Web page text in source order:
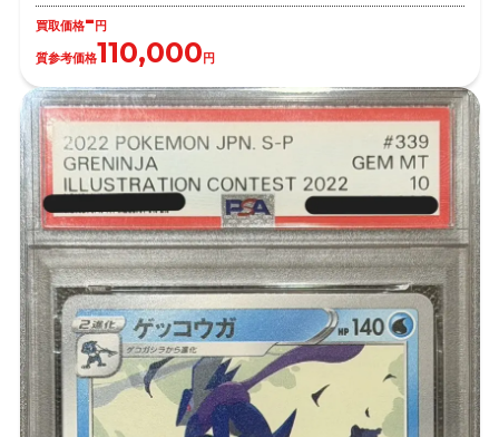
買取価格-円
質参考価格110,000円